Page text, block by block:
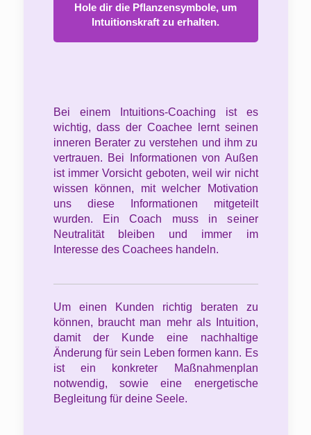
Hole dir die Pflanzensymbole, um
Intuitionskraft zu erhalten.
Bei einem Intuitions-Coaching ist es
wichtig, dass der Coachee lernt seinen
inneren Berater zu verstehen und ihm zu
vertrauen. Bei Informationen von Außen
ist immer Vorsicht geboten, weil wir nicht
wissen können, mit welcher Motivation
uns diese Informationen mitgeteilt
wurden. Ein Coach muss in seiner
Neutralität bleiben und immer im
Interesse des Coachees handeln.
Um einen Kunden richtig beraten zu
können, braucht man mehr als Intuition,
damit der Kunde eine nachhaltige
Änderung für sein Leben formen kann. Es
ist ein konkreter Maßnahmenplan
notwendig, sowie eine energetische
Begleitung für deine Seele.